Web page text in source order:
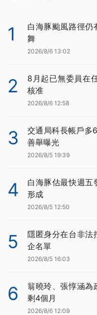
1
白海豚颱風路徑仍
舞
2026/8/6 13:02
2
8月起已無委員在
核准
2026/8/6 12:58
3
交通局科長帳戶多
善舉曝光
2026/8/5 19:39
4
白海豚估最快週五
形成
2026/8/5 12:50
5
隱匿身分在台非法
企名單
2026/8/5 16:03
6
翁曉玲、張惇涵為
剩4個月
2026/8/6 12:09